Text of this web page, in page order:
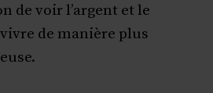
de voir l’argent et le
de manière plus